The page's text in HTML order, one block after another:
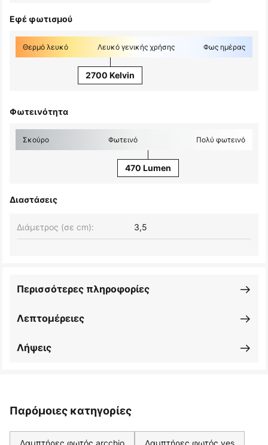
Εφέ φωτισμού
Θερμό λευκό Λευκό γενικής χρήσης Φως ημέρας
2700 Kelvin
Φωτεινότητα
Σκούρο Φωτεινό Πολύ φωτεινό
470 Lumen
Διαστάσεις
Διάμετρος (σε cm): 3,5
Λεπτομέρειες
Περισσότερες πληροφορίες
Λήψεις
Παρόμοιες κατηγορίες